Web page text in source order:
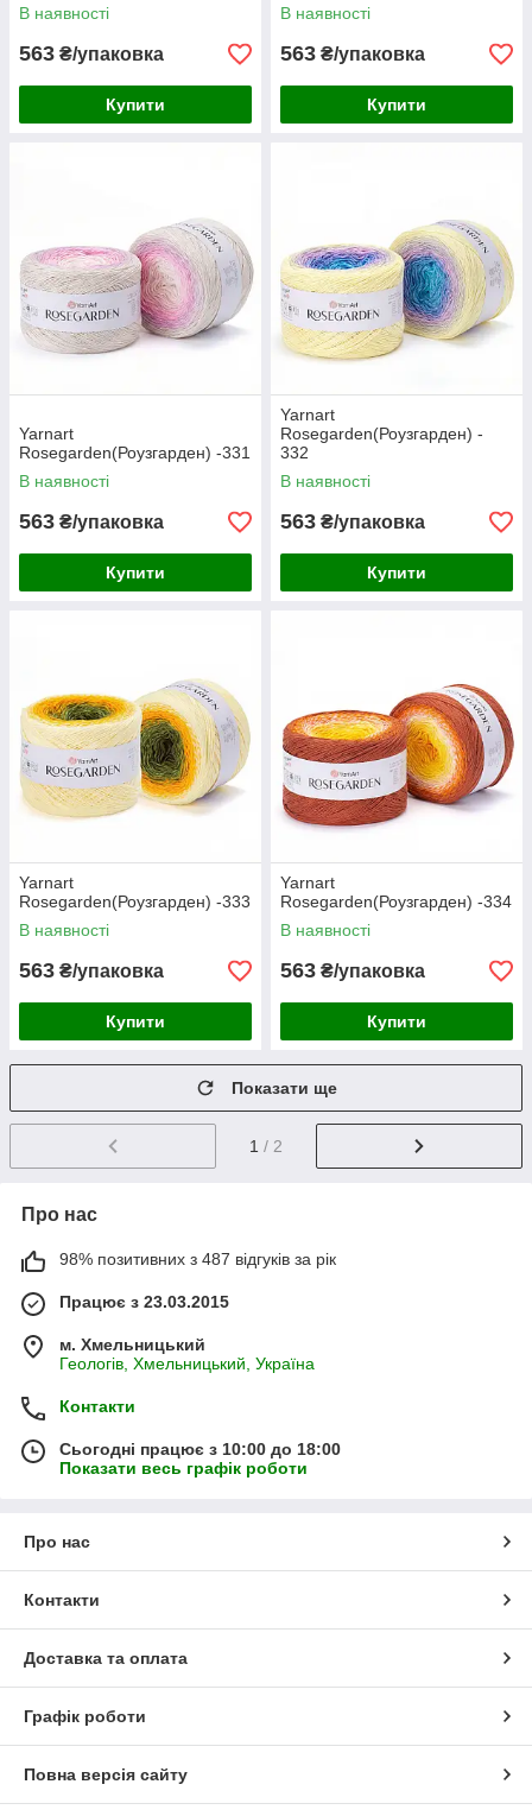
В наявності
563 ₴/упаковка
Купити
В наявності
563 ₴/упаковка
Купити
Yarnart
Rosegarden(Роузгарден) -331
В наявності
563 ₴/упаковка
Купити
Yarnart
Rosegarden(Роузгарден) -
332
В наявності
563 ₴/упаковка
Купити
Yarnart
Rosegarden(Роузгарден) -333
В наявності
563 ₴/упаковка
Купити
Yarnart
Rosegarden(Роузгарден) -334
В наявності
563 ₴/упаковка
Купити
Показати ще
1 / 2
Про нас
98% позитивних з 487 відгуків за рік
Працює з 23.03.2015
м. Хмельницький
Геологів, Хмельницький, Україна
Контакти
Сьогодні працює з 10:00 до 18:00
Показати весь графік роботи
Про нас
Контакти
Доставка та оплата
Графік роботи
Повна версія сайту